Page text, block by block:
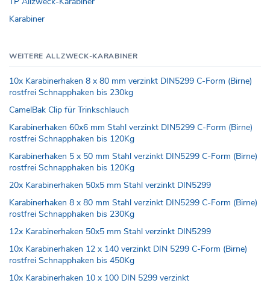
Karabiner
WEITERE ALLZWECK-KARABINER
10x Karabinerhaken 8 x 80 mm verzinkt DIN5299 C-Form (Birne)
rostfrei Schnapphaken bis 230kg
CamelBak Clip für Trinkschlauch
Karabinerhaken 60x6 mm Stahl verzinkt DIN5299 C-Form (Birne)
rostfrei Schnapphaken bis 120Kg
Karabinerhaken 5 x 50 mm Stahl verzinkt DIN5299 C-Form (Birne)
rostfrei Schnapphaken bis 120Kg
20x Karabinerhaken 50x5 mm Stahl verzinkt DIN5299
Karabinerhaken 8 x 80 mm Stahl verzinkt DIN5299 C-Form (Birne)
rostfrei Schnapphaken bis 230Kg
12x Karabinerhaken 50x5 mm Stahl verzinkt DIN5299
10x Karabinerhaken 12 x 140 verzinkt DIN 5299 C-Form (Birne)
rostfrei Schnapphaken bis 450Kg
10x Karabinerhaken 10 x 100 DIN 5299 verzinkt